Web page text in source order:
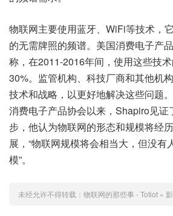
物联网主要使用蓝牙、WiFi等技术，
的无需牌照的频谱。美国消费电子产
称，在2011-2016年间，使用这些技
30%。监管机构、科技厂商和其他机
技术和战略，以更好地解决这些问题
消费电子产品协会以来，Shapiro见证
步，他认为物联网的形态和规模将经
展，“物联网规模将会相当大，但没有
模”。
未经允许不得转载： 物联网的那些事 - Totiot »